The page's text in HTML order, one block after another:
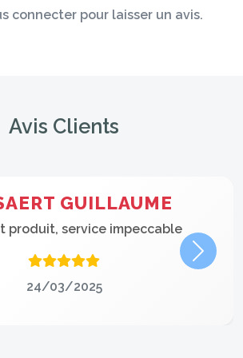
connecter pour laisser un avis.
Avis Clients
GUILLAUME
produit, service impeccable
24/03/2025